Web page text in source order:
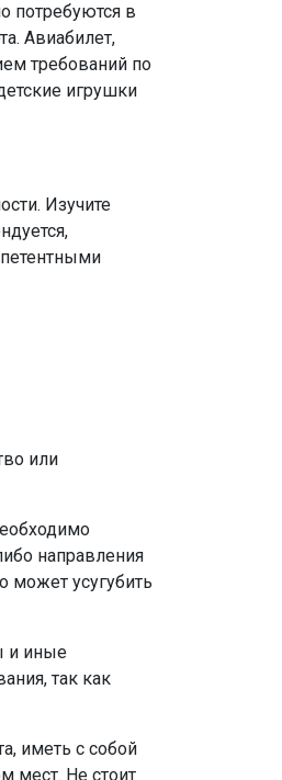
потребуются в
Авиабилет,
требований по
игрушки
Изучите
или
направления
может усугубить
и иные
так как
иметь с собой
мест. Не стоит